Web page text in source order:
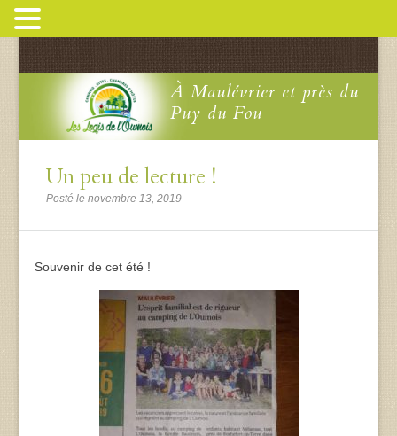
À Maulévrier et près du
Puy du Fou
Un peu de lecture !
Posté le novembre 13, 2019
Souvenir de cet été !